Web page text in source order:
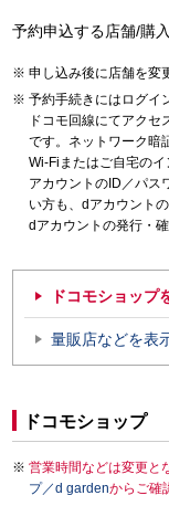
予約申込する店舗/購
申し込み後に店舗を変
予約手続きにはログイ
ドコモ回線にてアク
です。ネットワーク暗
Wi-Fiまたはご自宅の
アカウントのID／パス
い方も、dアカウント
dアカウントの発行・確
ドコモショップ
量販店などを表
ドコモショップ
営業時間などは変更と
プ／d gardenからご確